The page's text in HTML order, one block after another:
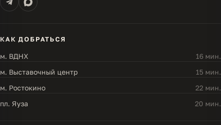
КАК ДОБРАТЬСЯ
м. ВДНХ
16 мин.
м. Выставочный центр
15 мин.
м. Ростокино
22 мин.
пл. Яуза
20 мин.